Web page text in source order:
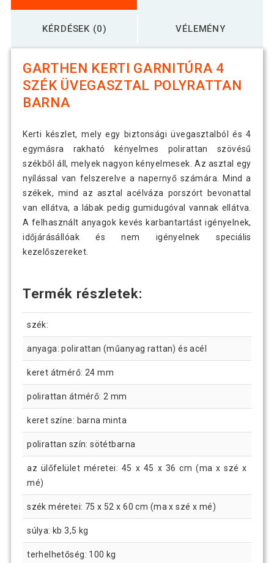
KÉRDÉSEK (0) VÉLEMÉNY
GARTHEN KERTI GARNITÚRA 4
SZÉK ÜVEGASZTAL POLYRATTAN
BARNA
Kerti készlet, mely egy biztonsági üvegasztalból és 4
egymásra rakható kényelmes polirattan szövésű
székből áll, melyek nagyon kényelmesek. Az asztal egy
nyílással van felszerelve a napernyő számára. Mind a
székek, mind az asztal acélváza porszórt bevonattal
van ellátva, a lábak pedig gumidugóval vannak ellátva.
A felhasznált anyagok kevés karbantartást igényelnek,
időjárásállóak és nem igényelnek speciális
kezelőszereket.
Termék részletek:
szék:
anyaga: polirattan (műanyag rattan) és acél
keret átmérő: 24 mm
polirattan átmérő: 2 mm
keret színe: barna minta
polirattan szín: sötétbarna
az ülőfelület méretei: 45 x 45 x 36 cm (ma x szé x
mé)
szék méretei: 75 x 52 x 60 cm (ma x szé x mé)
súlya: kb 3,5 kg
terhelhetőség: 100 kg